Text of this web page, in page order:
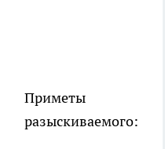
Приметы
разыскиваемого: